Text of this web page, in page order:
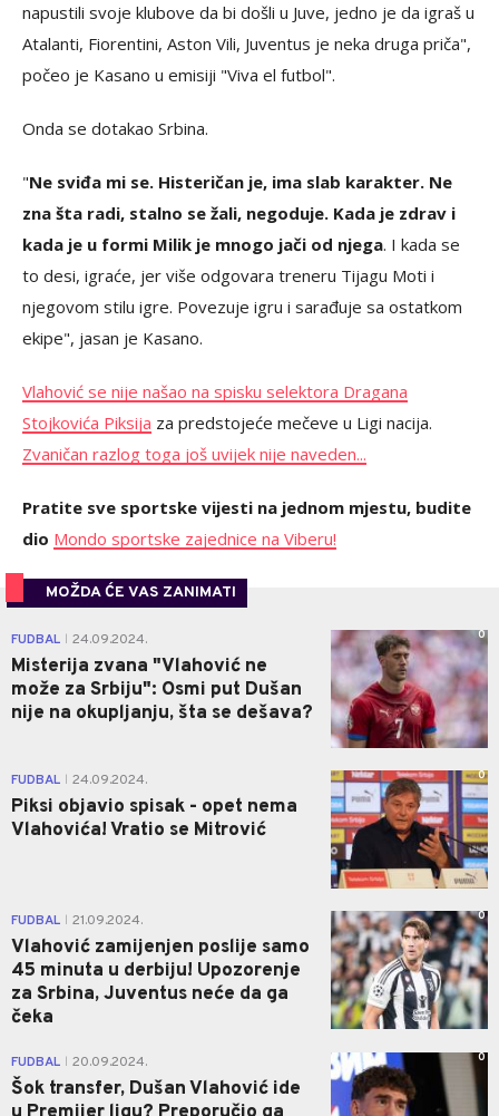
napustili svoje klubove da bi došli u Juve, jedno je da igraš u
Atalanti, Fiorentini, Aston Vili, Juventus je neka druga priča",
počeo je Kasano u emisiji "Viva el futbol".
Onda se dotakao Srbina.
"Ne sviđa mi se. Histeričan je, ima slab karakter. Ne
zna šta radi, stalno se žali, negoduje. Kada je zdrav i
kada je u formi Milik je mnogo jači od njega. I kada se
to desi, igraće, jer više odgovara treneru Tijagu Moti i
njegovom stilu igre. Povezuje igru i sarađuje sa ostatkom
ekipe", jasan je Kasano.
Vlahović se nije našao na spisku selektora Dragana
Stojkovića Piksija za predstojeće mečeve u Ligi nacija.
Zvaničan razlog toga još uvijek nije naveden...
Pratite sve sportske vijesti na jednom mjestu, budite
dio Mondo sportske zajednice na Viberu!
MOŽDA ĆE VAS ZANIMATI
FUDBAL 24.09.2024.
Misterija zvana "Vlahović ne
može za Srbiju": Osmi put Dušan
nije na okupljanju, šta se dešava?
0
FUDBAL 24.09.2024.
Piksi objavio spisak - opet nema
Vlahovića! Vratio se Mitrović
0
FUDBAL 21.09.2024.
Vlahović zamijenjen poslije samo
45 minuta u derbiju! Upozorenje
za Srbina, Juventus neće da ga
čeka
0
FUDBAL 20.09.2024.
Šok transfer, Dušan Vlahović ide
0